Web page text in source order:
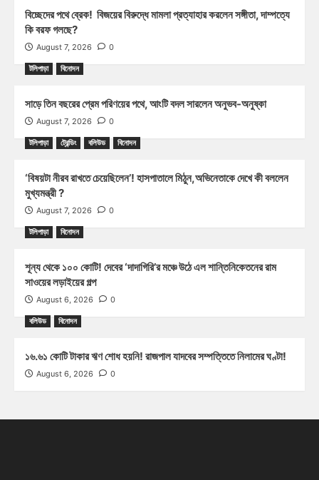
বিচ্ছেদের পথে ব্রেক! বিজয়ের বিরুদ্ধে মামলা প্রত্যাহার করলেন সঙ্গীতা, দাম্পত্যে
কি বরফ গলছে?
August 7, 2026 0
টলিপাড়া বিনোদন
সাড়ে তিন বছরের প্রেম পরিণয়ের পথে, আংটি বদল সারলেন অনুভব-অনুষ্কা
August 7, 2026 0
টলিপাড়া ট্রেন্ডিং বলিউড বিনোদন
‘বিষয়টা নীরব রাখতে চেয়েছিলেন’! হাসপাতালে মিঠুন,অভিনেতাকে দেখে কী বললেন
মুখ্যমন্ত্রী ?
August 7, 2026 0
টলিপাড়া বিনোদন
শূন্য থেকে ১০০ কোটি! দেবের ‘দাদাগিরি’র মঞ্চে উঠে এল শান্তিনিকেতনের রাম
সাওয়ের লড়াইয়ের গল্প
August 6, 2026 0
বলিউড বিনোদন
১৬.৬১ কোটি টাকার ঋণ শোধ হয়নি! রাজপাল যাদবের সম্পত্তিতে নিলামের ঘণ্টা!
August 6, 2026 0